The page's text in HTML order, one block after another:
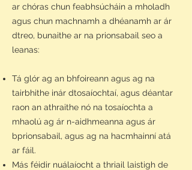
ar chóras chun feabhsúcháin a mholadh
agus chun machnamh a dhéanamh ar ár
dtreo, bunaithe ar na prionsabail seo a
leanas:
Tá glór ag an bhfoireann agus ag na
tairbhithe inár dtosaíochtaí, agus déantar
raon an athraithe nó na tosaíochta a
mhaolú ag ár n-aidhmeanna agus ár
bprionsabail, agus ag na hacmhainní atá
ar fáil.
Más féidir nuálaíocht a thriail laistigh de